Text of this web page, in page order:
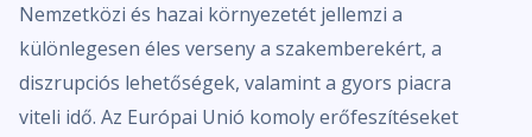
Nemzetközi és hazai környezetét jellemzi a
különlegesen éles verseny a szakemberekért, a
diszrupciós lehetőségek, valamint a gyors piacra
viteli idő. Az Európai Unió komoly erőfeszítéseket